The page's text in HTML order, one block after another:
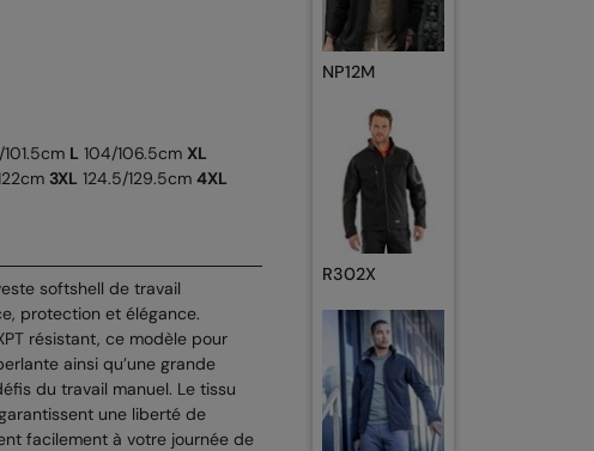
L 104/106.5cm XL
3XL 124.5/129.5cm 4XL
softshell de travail
protection et élégance.
résistant, ce modèle pour
ainsi qu’une grande
du travail manuel. Le tissu
une liberté de
facilement à votre journée de
NP12M
R302X